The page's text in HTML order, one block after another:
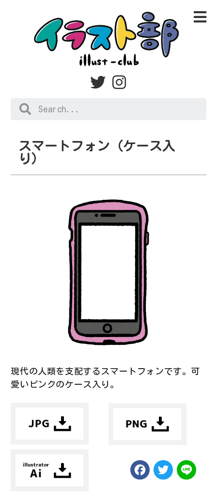
スマートフォン（ケース入
り）
現代の人類を支配するスマートフォンです。可
愛いピンクのケース入り。
Facebook